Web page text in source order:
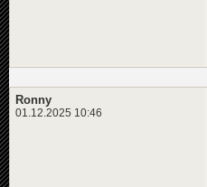
Ronny
01.12.2025 10:46